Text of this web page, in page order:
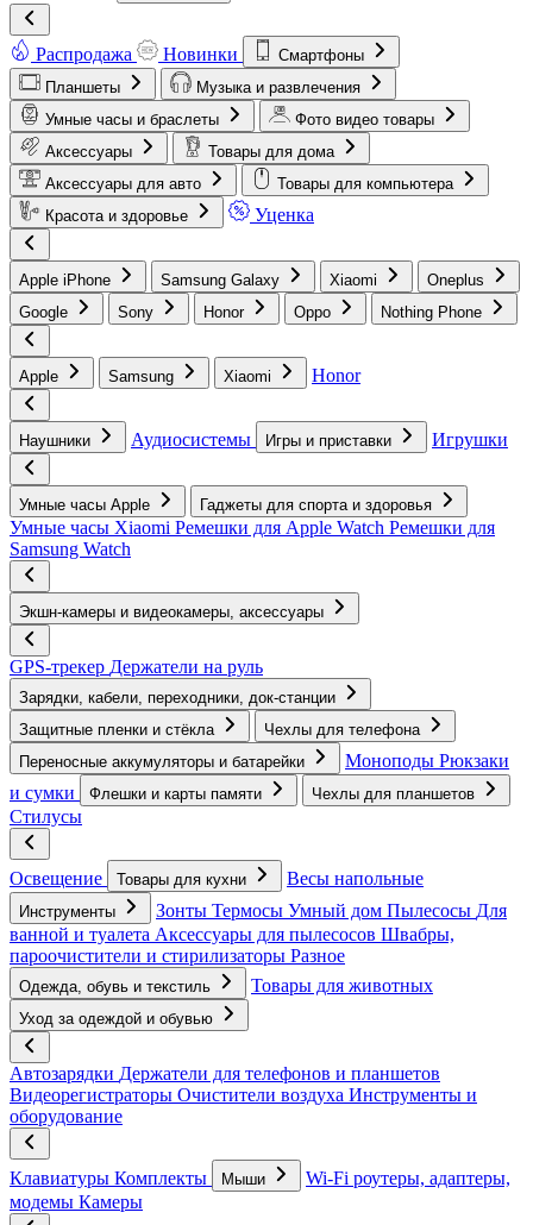
Распродажа Новинки
Смартфоны
Планшеты
Музыка и развлечения
Умные часы и браслеты
Фото видео товары
Аксессуары
Товары для дома
Аксессуары для авто
Товары для компьютера
Красота и здоровье
Уценка
Apple iPhone Samsung Galaxy Xiaomi
Oneplus
Google
Sony Honor Oppo Nothing Phone
Apple Samsung Xiaomi Honor
Наушники Аудиосистемы Игры и приставки Игрушки
Умные часы Apple Гаджеты для спорта и здоровья
Умные часы Xiaomi Ремешки для Apple Watch Ремешки для
Samsung Watch
Экшн-камеры и видеокамеры, аксессуары
GPS-трекер Держатели на руль
Зарядки, кабели, переходники, док-станции
Защитные пленки и стёкла
Чехлы для телефона
Переносные аккумуляторы и батарейки
Моноподы Рюкзаки
и сумки
Флешки и карты памяти Чехлы для планшетов
Стилусы
Освещение Товары для кухни Весы напольные
Инструменты Зонты Термосы Умный дом Пылесосы Для
ванной и туалета Аксессуары для пылесосов Швабры,
пароочистители и стирилизаторы Разное
Одежда, обувь и текстиль Товары для животных
Уход за одеждой и обувью
Автозарядки Держатели для телефонов и планшетов
Видеорегистраторы Очистители воздуха Инструменты и
оборудование
Клавиатуры Комплекты Мыши
Wi-Fi роутеры, адаптеры,
модемы Камеры